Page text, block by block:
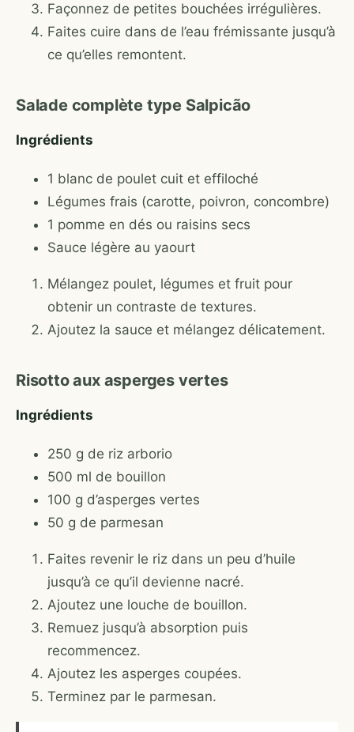
Façonnez de petites bouchées irrégulières.
Faites cuire dans de l’eau frémissante jusqu’à
ce qu’elles remontent.
Salade complète type Salpicão
Ingrédients
1 blanc de poulet cuit et effiloché
Légumes frais (carotte, poivron, concombre)
1 pomme en dés ou raisins secs
Sauce légère au yaourt
Mélangez poulet, légumes et fruit pour
obtenir un contraste de textures.
Ajoutez la sauce et mélangez délicatement.
Risotto aux asperges vertes
Ingrédients
250 g de riz arborio
500 ml de bouillon
100 g d’asperges vertes
50 g de parmesan
Faites revenir le riz dans un peu d’huile
jusqu’à ce qu’il devienne nacré.
Ajoutez une louche de bouillon.
Remuez jusqu’à absorption puis
recommencez.
Ajoutez les asperges coupées.
Terminez par le parmesan.